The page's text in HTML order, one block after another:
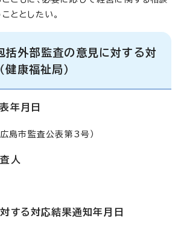
ととしたい。
外部監査の意見に対する対
健康福祉局）
年月日
島市監査公表第3号）
人
する対応結果通知年月日